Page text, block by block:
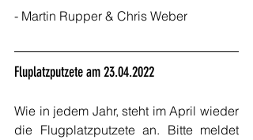
- Martin Rupper & Chris Weber
Fluplatzputzete am 23.04.2022
Wie in jedem Jahr, steht im April wieder
die Flugplatzputzete an. Bitte meldet